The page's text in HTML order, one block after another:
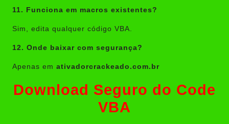
11. Funciona em macros existentes?
Sim, edita qualquer código VBA.
12. Onde baixar com segurança?
Apenas em ativadorcrackeado.com.br
Download Seguro do Code
VBA